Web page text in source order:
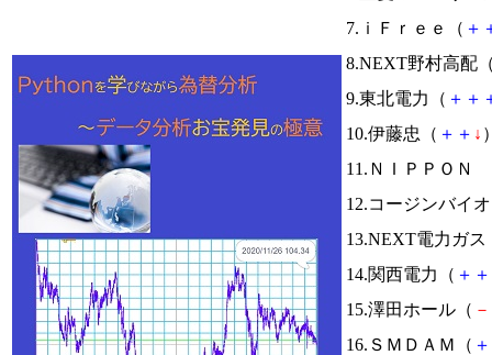
7.ｉＦｒｅｅ（ ＋
8.NEXT野村高配
9.東北電力（ ＋ ＋
10.伊藤忠（ ＋ ＋ ↓
11.ＮＩＰＰＯＮ
12.コージンバイ
13.NEXT電力ガス
14.関西電力（ ＋ ＋
15.澤田ホール（ －
16.ＳＭＤＡＭ（ ＋